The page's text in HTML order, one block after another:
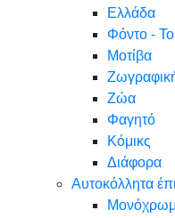
Ελλάδα
Φόντο -
Μοτίβα
Ζώα
Φαγητό
Κόμικς
Διάφορα
Αυτοκόλλητα